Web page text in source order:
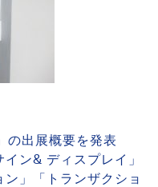
の出展概要を発表
ン& ディスプレイ」
ン」「トランザクショ